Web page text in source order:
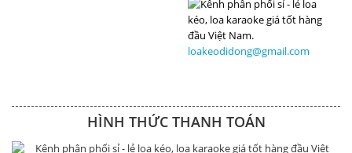
loakeodidong@gmail.com
HÌNH THỨC THANH TOÁN